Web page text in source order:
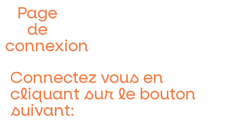
Page
de
connexion
Connectez vous en
cliquant sur le bouton
suivant: